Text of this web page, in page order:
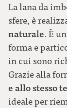
La lana da
sfere, è
naturale. È
forma e
in cui sono
Grazie alla
e allo stesso
ideale per